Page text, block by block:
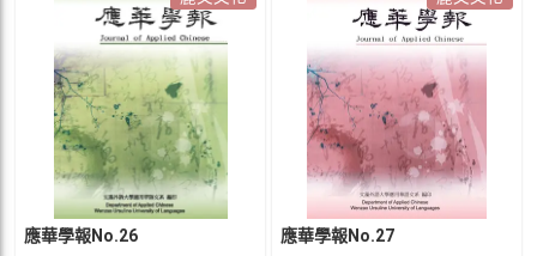
應華學報No.26 應華學報No.27